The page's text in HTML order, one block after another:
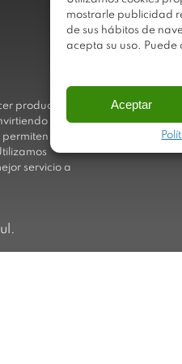
mostrarle publicidad
de sus hábitos de
acepta su uso.
Aceptar
productos
con
aportar
servicio a
Sobre